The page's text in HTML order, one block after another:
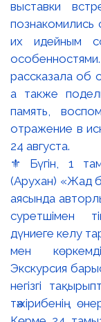
⚜️ Бүгін, 1
(Арухан) «Жад
аясында
суретшімен
дүниеге келу
мен
Экскурсия
негізгі
тәжірибенің